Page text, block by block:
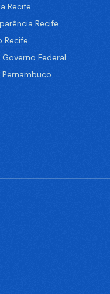
Recife
Recife
Recife
Federal